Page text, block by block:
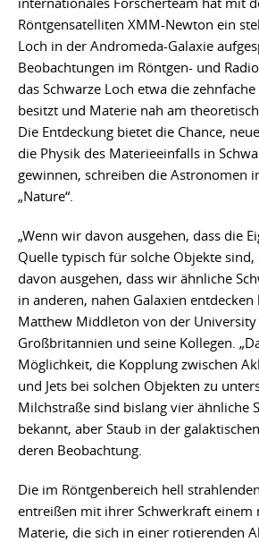
Röntgensatelliten XMM-Newton ein
Loch in der Andromeda-Galaxie
Beobachtungen im Röntgen- und
das Schwarze Loch etwa die
besitzt und Materie nah am
Die Entdeckung bietet die Chance,
die Physik des Materieeinfalls in
gewinnen, schreiben die Astronomen
„Nature“.
„Wenn wir davon ausgehen, dass die
Quelle typisch für solche Objekte
davon ausgehen, dass wir ähnliche
in anderen, nahen Galaxien entdecken
Matthew Middleton von der
Großbritannien und seine Kollegen.
Möglichkeit, die Kopplung zwischen
und Jets bei solchen Objekten zu
Milchstraße sind bislang vier ähnliche
bekannt, aber Staub in der
deren Beobachtung.
Die im Röntgenbereich hell
entreißen mit ihrer Schwerkraft einem
Materie, die sich in einer rotierenden